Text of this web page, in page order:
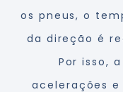
os pneus, o
da direção é
Por isso,
acelerações